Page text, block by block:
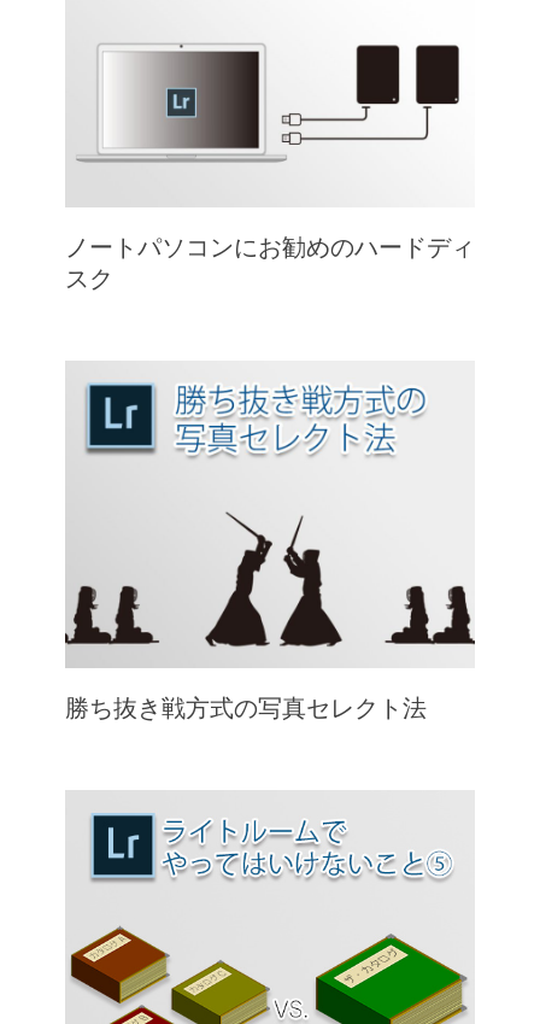
ノートパソコンにお勧めのハードディ
スク
勝ち抜き戦方式の写真セレクト法